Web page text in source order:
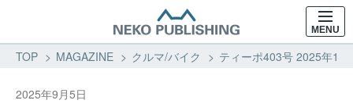
MENU
TOP MAGAZINE クルマ/バイク ティーポ403号 2025年10
2025年9月5日